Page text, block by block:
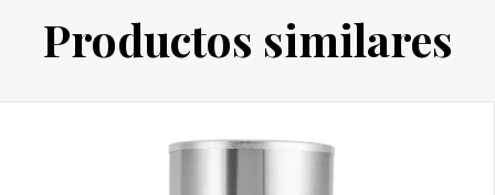
Productos similares